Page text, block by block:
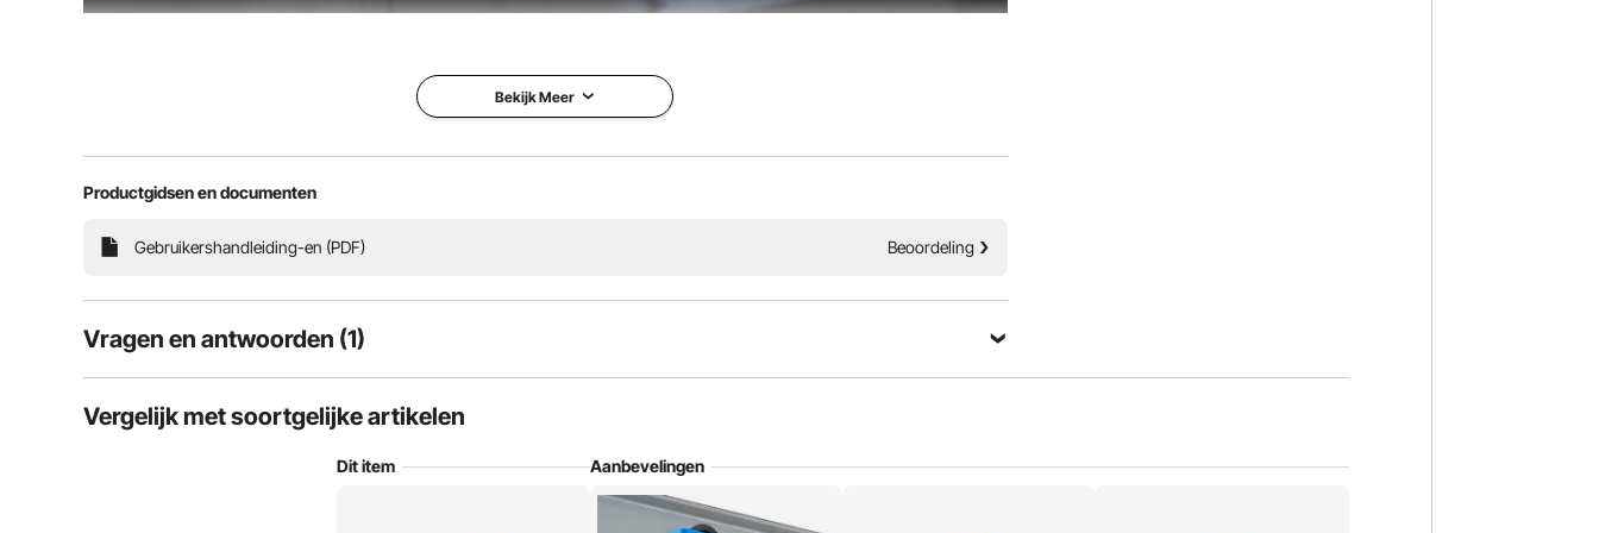
krachtpatser voor verschillende omgevingen, zoals fabrieken, mijnen en bouwplaatsen, en is gemakkelijk
compatibel met uw hijsbehoeften.
Met onze balkenwagen is zwaar tillen geen probleem. Hij is gebouwd om de grote dingen aan te kunnen – ja,
Bekijk Meer
Productgidsen en documenten
Gebruikershandleiding-en (PDF) Beoordeling
Vragen en antwoorden (1)
1 Vragen
Sorteren op：Aanbevolen vragen
Vergelijk met soortgelijke artikelen
Dit item Aanbevelingen